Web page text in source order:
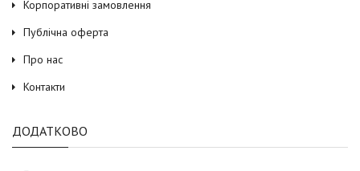
Корпоративні замовлення
Публічна оферта
Про нас
Контакти
ДОДАТКОВО